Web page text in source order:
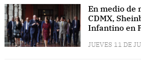
En medio de
CDMX,
Infantino en
JUEVES 11 DE